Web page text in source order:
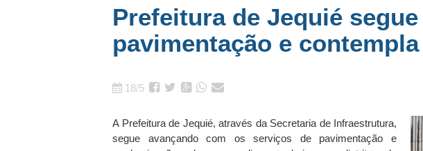
Prefeitura de Jequié
pavimentação e
18/5
A Prefeitura de Jequié, através da Secretaria de Infraestrutura,
segue avançando com os serviços de pavimentação e